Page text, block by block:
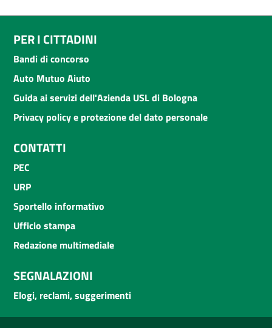
PER I CITTADINI
Bandi di concorso
Auto Mutuo Aiuto
Guida ai servizi dell'Azienda USL di Bologna
Privacy policy e protezione del dato personale
CONTATTI
PEC
URP
Sportello informativo
Ufficio stampa
Redazione multimediale
SEGNALAZIONI
Elogi, reclami, suggerimenti